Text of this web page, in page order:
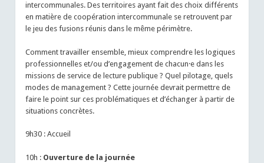
intercommunales. Des territoires ayant fait des choix différents
en matière de coopération intercommunale se retrouvent par
le jeu des fusions réunis dans le même périmètre.
Comment travailler ensemble, mieux comprendre les logiques
professionnelles et/ou d’engagement de chacun·e dans les
missions de service de lecture publique ? Quel pilotage, quels
modes de management ? Cette journée devrait permettre de
faire le point sur ces problématiques et d’échanger à partir de
situations concrètes.
9h30 : Accueil
10h : Ouverture de la journée